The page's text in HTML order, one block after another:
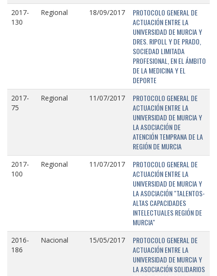
2017-
130
Regional 18/09/2017
PROTOCOLO GENERAL DE
ACTUACIÓN ENTRE LA
UNIVERSIDAD DE MURCIA Y
DRES. RIPOLL Y DE PRADO,
SOCIEDAD LIMITADA
PROFESIONAL, EN EL ÁMBITO
DE LA MEDICINA Y EL
DEPORTE
2017-
75
Regional 11/07/2017
PROTOCOLO GENERAL DE
ACTUACIÓN ENTRE LA
UNIVERSIDAD DE MURCIA Y
LA ASOCIACIÓN DE
ATENCIÓN TEMPRANA DE LA
REGIÓN DE MURCIA
2017-
100
Regional 11/07/2017
PROTOCOLO GENERAL DE
ACTUACIÓN ENTRE LA
UNIVERSIDAD DE MURCIA Y
LA ASOCIACIÓN "TALENTOS-
ALTAS CAPACIDADES
INTELECTUALES REGIÓN DE
MURCIA"
2016-
186
Nacional 15/05/2017
PROTOCOLO GENERAL DE
ACTUACIÓN ENTRE LA
UNIVERSIDAD DE MURCIA Y
LA ASOCIACIÓN SOLIDARIOS